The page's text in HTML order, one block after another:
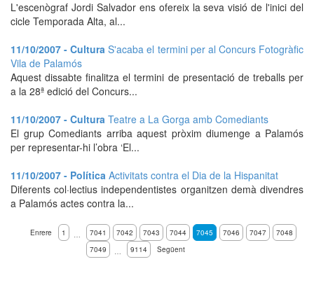
L'escenògraf Jordi Salvador ens ofereix la seva visió de l'inici del
cicle Temporada Alta, al...
11/10/2007 - CulturaS'acaba el termini per al Concurs Fotogràfic
Vila de Palamós
Aquest dissabte finalitza el termini de presentació de treballs per
a la 28ª edició del Concurs...
11/10/2007 - Cultura Teatre a La Gorga amb Comediants
El grup Comediants arriba aquest pròxim diumenge a Palamós
per representar-hi l’obra ‘El...
11/10/2007 - Política Activitats contra el Dia de la Hispanitat
Diferents col·lectius independentistes organitzen demà divendres
a Palamós actes contra la...
Enrere 1 … 7041 7042 7043 7044 7045 7046 7047
7048
7049
… 9114 Següent